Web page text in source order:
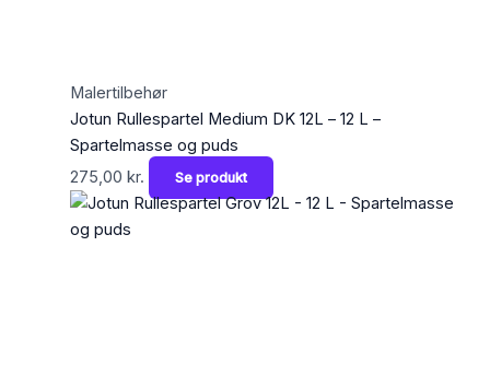
Malertilbehør
Jotun Rullespartel Medium DK 12L – 12 L –
Spartelmasse og puds
275,00 kr. Se produkt